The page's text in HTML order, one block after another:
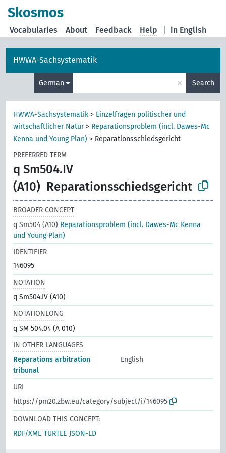
Skosmos
in English
Vocabularies About Feedback Help
HWWA-Sachsystematik
German × Search
HWWA-Sachsystematik > Einzelfragen politischer und
wirtschaftlicher Natur> Reparationsproblem (incl. Dawes-Mc
Kenna und Young Plan) > Reparationsschiedsgericht
PREFERRED TERM
q Sm504.IV
(A10) Reparationsschiedsgericht
BROADER CONCEPT
q Sm504 (A10) Reparationsproblem (incl. Dawes-Mc Kenna
und Young Plan)
IDENTIFIER
146095
NOTATION
q Sm504.IV (A10)
NOTATIONLONG
q SM 504.04 (A 010)
IN OTHER LANGUAGES
Reparations arbitration
tribunal
English
URI
https://pm20.zbw.eu/category/subject/i/146095
DOWNLOAD THIS CONCEPT:
RDF/XML TURTLE JSON-LD